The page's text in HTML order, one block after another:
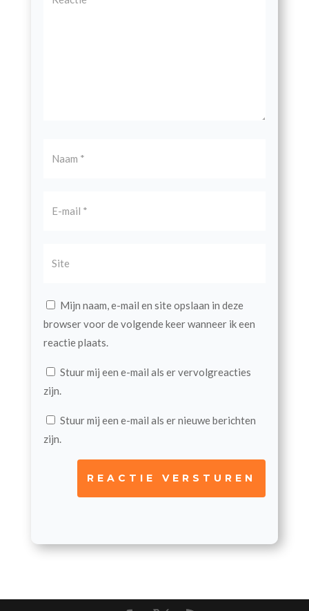
Mijn naam, e-mail en site opslaan in deze
browser voor de volgende keer wanneer ik een
reactie plaats.
Stuur mij een e-mail als er vervolgreacties
zijn.
Stuur mij een e-mail als er nieuwe berichten
zijn.
REACTIE VERSTUREN